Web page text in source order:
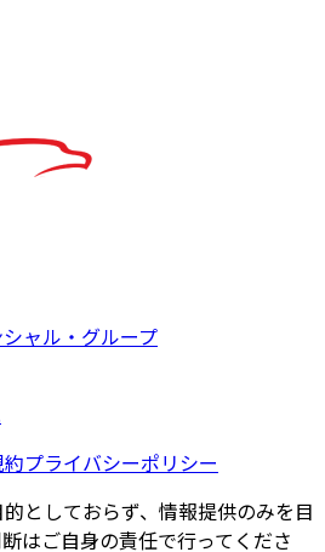
ャル・グループ
プライバシーポリシー
としておらず、情報提供のみを目
はご自身の責任で行ってくださ